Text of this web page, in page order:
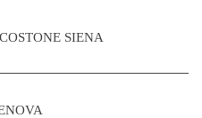
COSTONE SIENA